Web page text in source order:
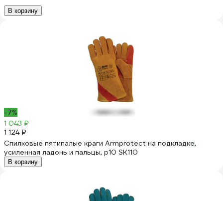
В корзину
-7%
1 043 ₽
1 124 ₽
Спилковые пятипалые краги Armprotect на подкладке,
усиленная ладонь и пальцы, р10 SK110
В корзину